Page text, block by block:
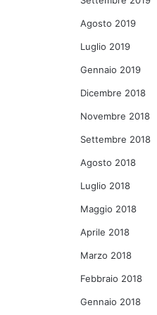
Agosto 2019
Luglio 2019
Gennaio 2019
Dicembre 2018
Novembre 2018
Settembre 2018
Agosto 2018
Luglio 2018
Maggio 2018
Aprile 2018
Marzo 2018
Febbraio 2018
Gennaio 2018